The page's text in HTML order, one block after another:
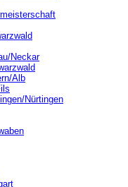
Neckar
Alb
Nürtingen